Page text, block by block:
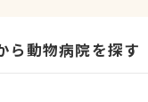
ら動物病院を探す